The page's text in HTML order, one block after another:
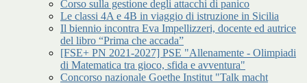
Corso sulla gestione degli attacchi di panico
Le classi 4A e 4B in viaggio di istruzione in Sicilia
Il biennio incontra Eva Impellizzeri, docente ed autrice
del libro “Prima che accada”
[FSE+ PN 2021-2027] PSE "Allenamente - Olimpiadi
di Matematica tra gioco, sfida e avventura"
Concorso nazionale Goethe Institut "Talk macht